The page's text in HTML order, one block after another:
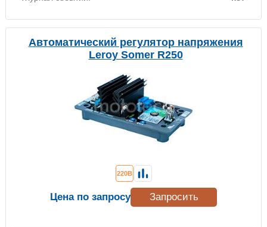
Автоматический регулятор напряжения
Leroy Somer R250
220В
Цена по запросу Запросить